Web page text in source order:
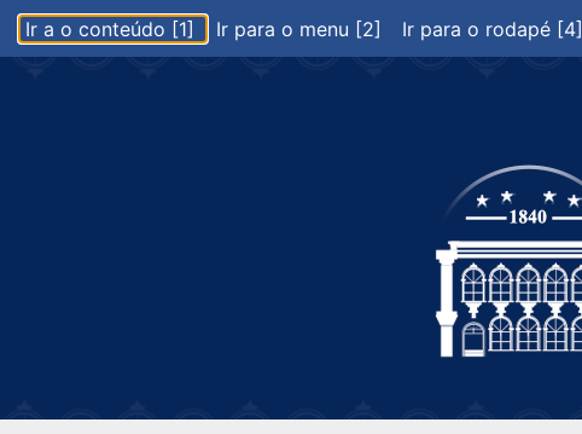
Ir a o conteúdo [1] Ir para o menu [2] Ir para o rodapé [4]